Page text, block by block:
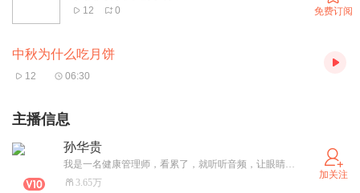
12 0 免费订阅
中秋为什么吃月饼
12 06:30
主播信息
孙华贵
我是一名健康管理师，看累了，就听听音频，让眼睛休息一下。
3.65万
加关注